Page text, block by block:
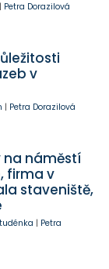
| Petra Dorazilová
v
| Petra Dorazilová
na náměstí
firma v
staveniště,
| Petra